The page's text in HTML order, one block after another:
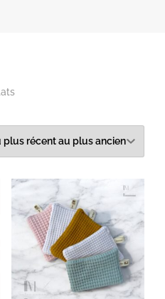
Trié
plus
récent
au
ancien